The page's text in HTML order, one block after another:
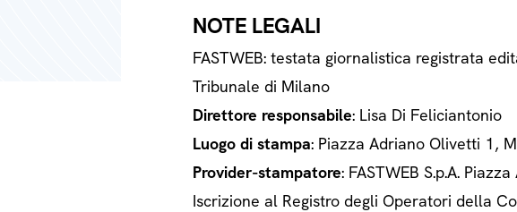
NOTE LEGALI
FASTWEB: testata giornalistica registrata
Tribunale di Milano
Direttore responsabile: Lisa Di Feliciantonio
Luogo di stampa: Piazza Adriano Olivetti 1,
Provider-stampatore: FASTWEB S.p.A.
Iscrizione al Registro degli Operatori della